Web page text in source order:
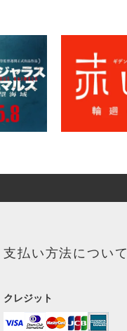
支払い方法について
クレジット